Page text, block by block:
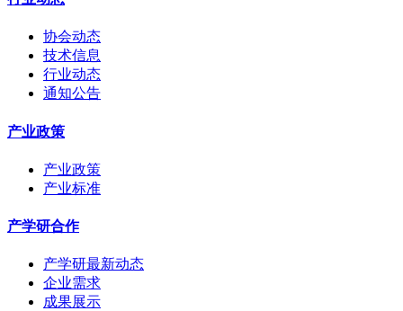
协会动态
技术信息
行业动态
通知公告
产业政策
产业政策
产业标准
产学研合作
产学研最新动态
企业需求
成果展示